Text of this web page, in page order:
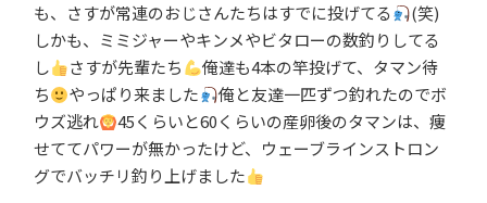
も、さすが常連のおじさんたちはすでに投げてる
(笑)
しかも、ミミジャーやキンメやビタローの数釣りしてる
し
さすが先輩たち
俺達も4本の竿投げて、タマン待
ち
やっぱり来ました
俺と友達一匹ずつ釣れたのでボ
ウズ逃れ
45くらいと60くらいの産卵後のタマンは、痩
せててパワーが無かったけど、ウェーブラインストロン
グでバッチリ釣り上げました